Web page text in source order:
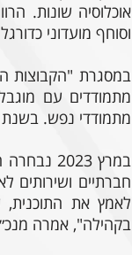
אוכלוסיה שונות.
וסוחף מועדוני
במסגרת "הקבוצות
מתמודדים עם
מתמודדי נפש. בשנת 2022 הקמנו את בית הספר ״כדורגל לכולם״, שמשלב ילדים עם מוגבלות באופן דומה.
במרץ
חברתיים ושירותים
לאמץ את
בקהילה", אמרה